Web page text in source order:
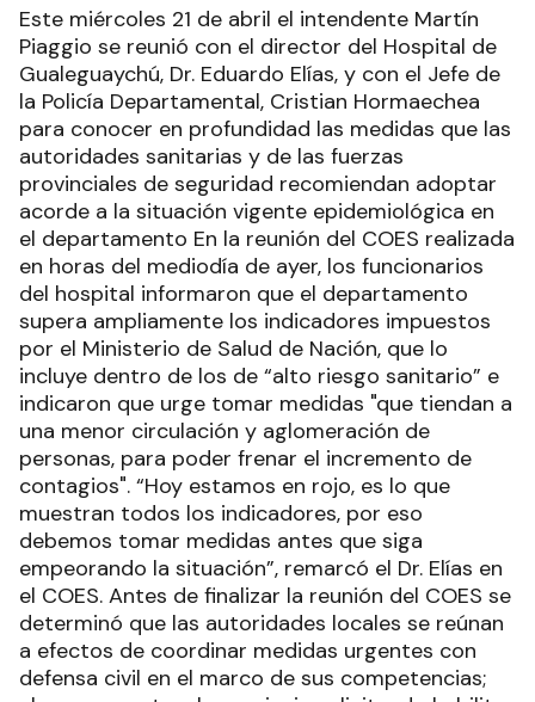
Este miércoles 21 de abril el intendente Martín
Piaggio se reunió con el director del Hospital de
Gualeguaychú, Dr. Eduardo Elías, y con el Jefe de
la Policía Departamental, Cristian Hormaechea
para conocer en profundidad las medidas que las
autoridades sanitarias y de las fuerzas
provinciales de seguridad recomiendan adoptar
acorde a la situación vigente epidemiológica en
el departamento En la reunión del COES realizada
en horas del mediodía de ayer, los funcionarios
del hospital informaron que el departamento
supera ampliamente los indicadores impuestos
por el Ministerio de Salud de Nación, que lo
incluye dentro de los de “alto riesgo sanitario” e
indicaron que urge tomar medidas "que tiendan a
una menor circulación y aglomeración de
personas, para poder frenar el incremento de
contagios". “Hoy estamos en rojo, es lo que
muestran todos los indicadores, por eso
debemos tomar medidas antes que siga
empeorando la situación”, remarcó el Dr. Elías en
el COES. Antes de finalizar la reunión del COES se
determinó que las autoridades locales se reúnan
a efectos de coordinar medidas urgentes con
defensa civil en el marco de sus competencias;